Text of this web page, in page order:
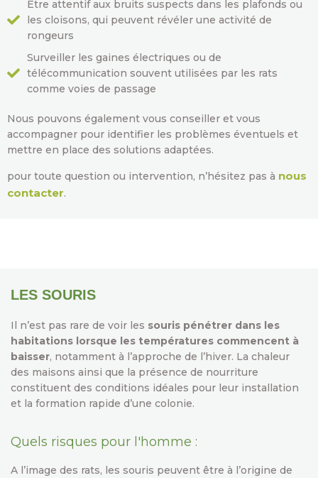
Être attentif aux bruits suspects dans les plafonds ou
les cloisons, qui peuvent révéler une activité de
rongeurs
Surveiller les gaines électriques ou de
télécommunication souvent utilisées par les rats
comme voies de passage
Nous pouvons également vous conseiller et vous
accompagner pour identifier les problèmes éventuels et
mettre en place des solutions adaptées.
pour toute question ou intervention, n’hésitez pas à nous
contacter.
LES SOURIS
Il n’est pas rare de voir les souris pénétrer dans les
habitations lorsque les températures commencent à
baisser, notamment à l’approche de l’hiver. La chaleur
des maisons ainsi que la présence de nourriture
constituent des conditions idéales pour leur installation
et la formation rapide d’une colonie.
Quels risques pour l'homme :
A l’image des rats, les souris peuvent être à l’origine de